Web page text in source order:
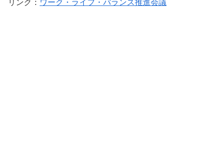
リンク ： ワーク・ライフ・バランス推進会議